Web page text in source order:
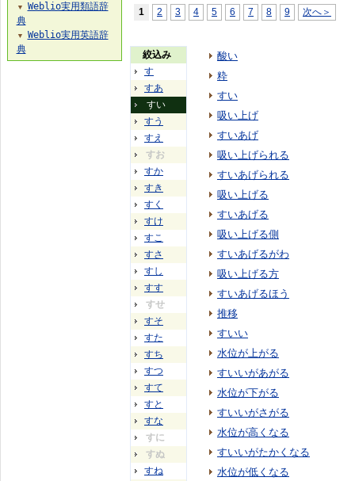
1 2 3 4 5 6 7 8 9 次へ＞
絞込み
す
すあ
すい
すう
すえ
すお
すか
すき
すく
すけ
すこ
すさ
すし
すす
すせ
すそ
すた
すち
すつ
すて
すと
すな
すに
すぬ
すね
酸い
粋
すい
吸い上げ
すいあげ
吸い上げられる
すいあげられる
吸い上げる
すいあげる
吸い上げる側
すいあげるがわ
吸い上げる方
すいあげるほう
推移
すいい
水位が上がる
すいいがあがる
水位が下がる
すいいがさがる
水位が高くなる
すいいがたかくなる
水位が低くなる
▼
Weblio実用類語辞
典
▼
Weblio実用英語辞
典